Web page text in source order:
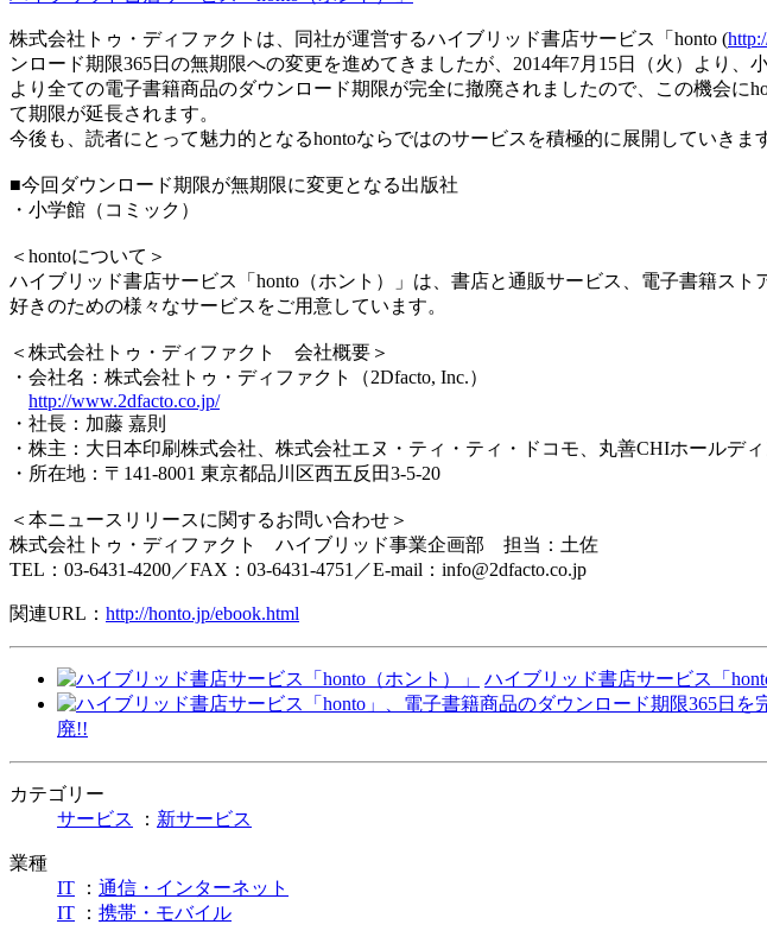
株式会社トゥ・ディファクトは、同社が運営するハイブリッド書店サービス「honto (
ンロード期限365日の無期限への変更を進めてきましたが、2014年7月15日（火）より
より全ての電子書籍商品のダウンロード期限が完全に撤廃されましたので、この機会
て期限が延長されます。
今後も、読者にとって魅力的となるhontoならではのサービスを積極的に展開していきま
■今回ダウンロード期限が無期限に変更となる出版社
・小学館（コミック）
＜hontoについて＞
ハイブリッド書店サービス「honto（ホント）」は、書店と通販サービス、電子書籍ス
好きのための様々なサービスをご用意しています。
＜株式会社トゥ・ディファクト 会社概要＞
・会社名：株式会社トゥ・ディファクト（2Dfacto, Inc.）
http://www.2dfacto.co.jp/
・社長：加藤 嘉則
・株主：大日本印刷株式会社、株式会社エヌ・ティ・ティ・ドコモ、丸善CHIホールデ
・所在地：〒141-8001 東京都品川区西五反田3-5-20
＜本ニュースリリースに関するお問い合わせ＞
株式会社トゥ・ディファクト ハイブリッド事業企画部 担当：土佐
TEL：03-6431-4200／FAX：03-6431-4751／E-mail：info@2dfacto.co.jp
関連URL： http://honto.jp/ebook.html
ハイブリッド書店サービス「
廃!!
カテゴリー
サービス
： 新サービス
業種
IT ： 通信・インターネット
IT ： 携帯・モバイル